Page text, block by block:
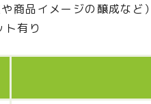
商品イメージの醸成など）
ト有り